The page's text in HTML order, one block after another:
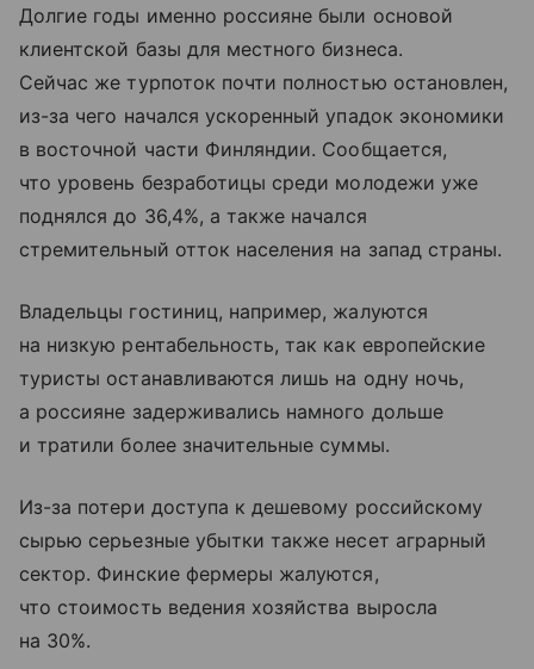
Долгие годы именно россияне были основой
клиентской базы для местного бизнеса.
Сейчас же турпоток почти полностью остановлен,
из-за чего начался ускоренный упадок экономики
в восточной части Финляндии. Сообщается,
что уровень безработицы среди молодежи уже
поднялся до 36,4%, а также начался
стремительный отток населения на запад страны.
Владельцы гостиниц, например, жалуются
на низкую рентабельность, так как европейские
туристы останавливаются лишь на одну ночь,
а россияне задерживались намного дольше
и тратили более значительные суммы.
Из-за потери доступа к дешевому российскому
сырью серьезные убытки также несет аграрный
сектор. Финские фермеры жалуются,
что стоимость ведения хозяйства выросла
на 30%.